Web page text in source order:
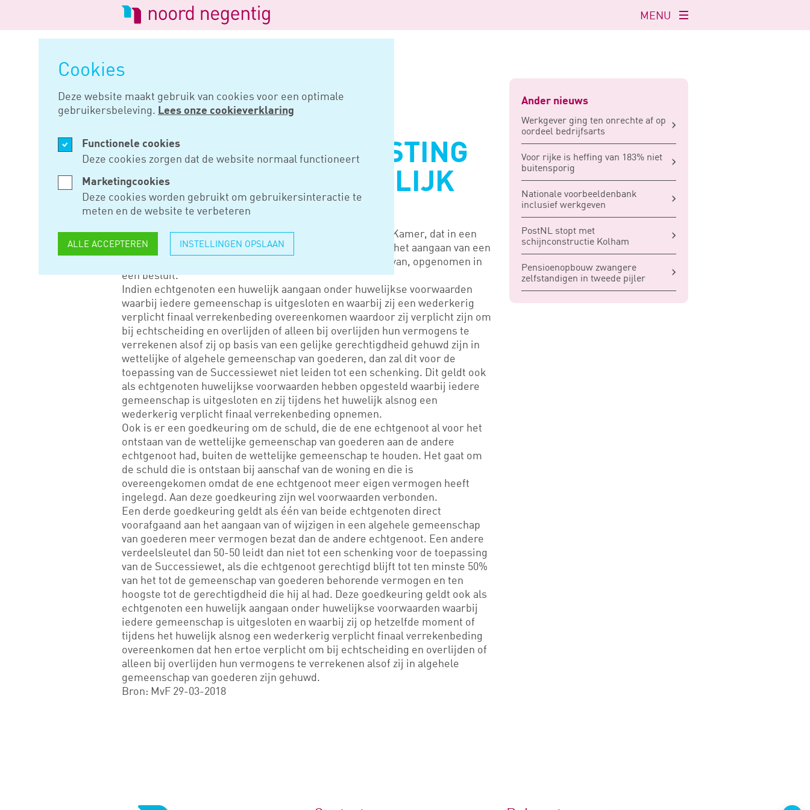
Cookies
Deze website maakt gebruik van cookies voor een optimale
gebruikersbeleving. Lees onze cookieverklaring
Functionele cookies
Deze cookies zorgen dat de website normaal functioneert
Marketingcookies
Deze cookies worden gebruikt om gebruikersinteractie te
meten en de website te verbeteren
ALLE ACCEPTEREN INSTELLINGEN OPSLAAN
Logo
van
Noord
Negentig
Navigatie
openen
MENU
APR 05, 2018
GEEN SCHENKBELASTING
BIJ AANGAAN HUWELIJK
Staatssecretaris Snel heeft zijn toezegging in de Eerste Kamer, dat in een
aantal situaties geen schenkbelasting wordt geheven bij het aangaan van een
huwelijk of huwelijkse voorwaarden of het wijzigen daarvan, opgenomen in
een besluit.
Indien echtgenoten een huwelijk aangaan onder huwelijkse voorwaarden
waarbij iedere gemeenschap is uitgesloten en waarbij zij een wederkerig
verplicht finaal verrekenbeding overeenkomen waardoor zij verplicht zijn om
bij echtscheiding en overlijden of alleen bij overlijden hun vermogens te
verrekenen alsof zij op basis van een gelijke gerechtigdheid gehuwd zijn in
wettelijke of algehele gemeenschap van goederen, dan zal dit voor de
toepassing van de Successiewet niet leiden tot een schenking. Dit geldt ook
als echtgenoten huwelijkse voorwaarden hebben opgesteld waarbij iedere
gemeenschap is uitgesloten en zij tijdens het huwelijk alsnog een
wederkerig verplicht finaal verrekenbeding opnemen.
Ook is er een goedkeuring om de schuld, die de ene echtgenoot al voor het
ontstaan van de wettelijke gemeenschap van goederen aan de andere
echtgenoot had, buiten de wettelijke gemeenschap te houden. Het gaat om
de schuld die is ontstaan bij aanschaf van de woning en die is
overeengekomen omdat de ene echtgenoot meer eigen vermogen heeft
ingelegd. Aan deze goedkeuring zijn wel voorwaarden verbonden.
Een derde goedkeuring geldt als één van beide echtgenoten direct
voorafgaand aan het aangaan van of wijzigen in een algehele gemeenschap
van goederen meer vermogen bezat dan de andere echtgenoot. Een andere
verdeelsleutel dan 50-50 leidt dan niet tot een schenking voor de toepassing
van de Successiewet, als die echtgenoot gerechtigd blijft tot ten minste 50%
van het tot de gemeenschap van goederen behorende vermogen en ten
hoogste tot de gerechtigdheid die hij al had. Deze goedkeuring geldt ook als
echtgenoten een huwelijk aangaan onder huwelijkse voorwaarden waarbij
iedere gemeenschap is uitgesloten en waarbij zij op hetzelfde moment of
tijdens het huwelijk alsnog een wederkerig verplicht finaal verrekenbeding
overeenkomen dat hen ertoe verplicht om bij echtscheiding en overlijden of
alleen bij overlijden hun vermogens te verrekenen alsof zij in algehele
gemeenschap van goederen zijn gehuwd.
Bron: MvF 29-03-2018
Ander nieuws
Werkgever ging ten onrechte af op
oordeel bedrijfsarts
Voor rijke is heffing van 183% niet
buitensporig
Nationale voorbeeldenbank
inclusief werkgeven
PostNL stopt met
schijnconstructie Kolham
Pensioenopbouw zwangere
zelfstandigen in tweede pijler